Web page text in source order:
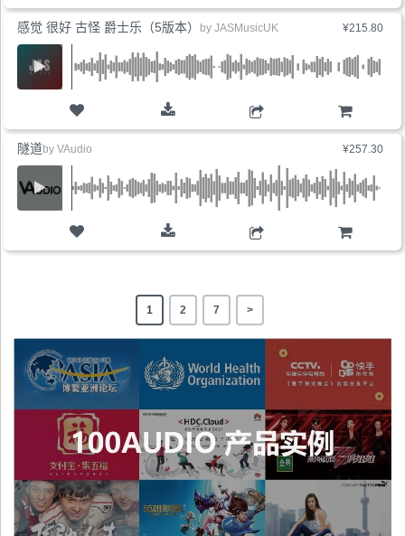
购物车
¥215.80
购物车
感觉 很好 古怪 爵士乐（5版本） by JASMusicUK
¥257.30
购物车
隧道by VAudio
1 2 7 >